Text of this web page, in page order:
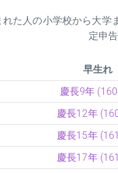
た人の小学校から大
定申
早生れ
慶長9年
慶長12年
慶長15年
慶長17年